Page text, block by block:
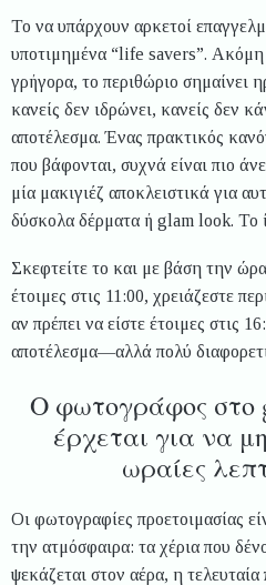
Το να υπάρχουν αρκετοί
υποτιμημένα “life savers”. Ακόμη
γρήγορα, το περιθώριο σημαίνει
κανείς δεν ιδρώνει, κανείς δεν
αποτέλεσμα. Ένας πρακτικός
που βάφονται, συχνά είναι πιο
μία μακιγιέζ αποκλειστικά για
δύσκολα δέρματα ή glam look. Το
Σκεφτείτε το και με βάση την
έτοιμες στις 11:00, χρειάζεστε
αν πρέπει να είστε έτοιμες στις
αποτέλεσμα—αλλά πολύ
Ο φωτογράφος στο
έρχεται για να
ωραίες
Οι φωτογραφίες προετοιμασίας
την ατμόσφαιρα: τα χέρια που
ψεκάζεται στον αέρα, η